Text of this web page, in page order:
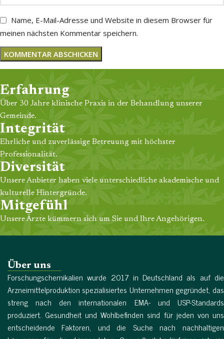
Name, E-Mail-Adresse und Website in diesem Browser für
meinen nächsten Kommentar speichern.
Erfahrung
Über 30 Jahre klinische Praxis in der Behandlung unserer
Gemeinde.
Integrität
Ehrliche und zuverlässige Betreuung mit höchster
Professionalität.
Diversität
Unsere Anbieter haben viele unterschiedliche akademische und
kulturelle Hintergründe.
Mitgefühl
Unsere Ärzte kümmern sich um Sie und Ihre Angehörigen.
Über uns
Forschungschemikalien wurde 2017 in Deutschland als auf die
Arzneimittelproduktion spezialisiertes Unternehmen gegründet, das
streng nach den internationalen EMA- und USP-Standards
produziert. Gesundheit und Wohlbefinden sind für jeden von uns
entscheidende Faktoren, und die Suche nach nachhaltigen